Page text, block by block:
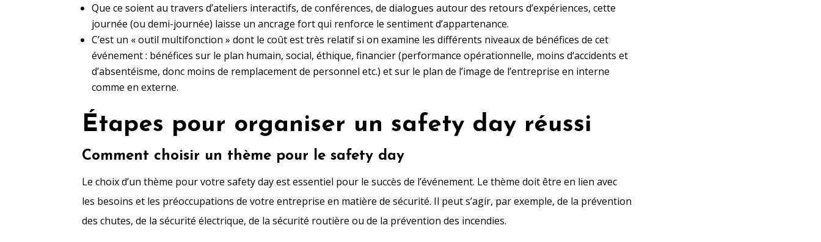
Que ce soient au travers d’ateliers interactifs, de conférences, de dialogues autour des retours d’expériences, cette
journée (ou demi-journée) laisse un ancrage fort qui renforce le sentiment d’appartenance.
C’est un « outil multifonction » dont le coût est très relatif si on examine les différents niveaux de bénéfices de cet
événement : bénéfices sur le plan humain, social, éthique, financier (performance opérationnelle, moins d‘accidents et
d’absentéisme, donc moins de remplacement de personnel etc.) et sur le plan de l’image de l’entreprise en interne
comme en externe.
Étapes pour organiser un safety day réussi
Comment choisir un thème pour le safety day
Le choix d’un thème pour votre safety day est essentiel pour le succès de l’événement. Le thème doit être en lien avec
les besoins et les préoccupations de votre entreprise en matière de sécurité. Il peut s’agir, par exemple, de la prévention
des chutes, de la sécurité électrique, de la sécurité routière ou de la prévention des incendies.